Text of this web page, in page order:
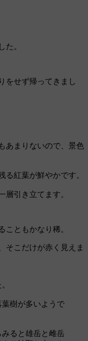
た。
をせず帰ってきまし
あまりないので、景色
る紅葉が鮮やかです。
層引き立てます。
こともかなり稀。
そこだけが赤く見えま
樹が多いようで
ると雄岳と雌岳